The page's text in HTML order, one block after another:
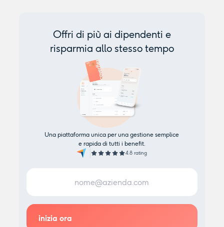
Offri di più ai dipendenti e
risparmia allo stesso tempo
Una piattaforma unica per una gestione semplice
e rapida di tutti i benefit.
4.8 rating